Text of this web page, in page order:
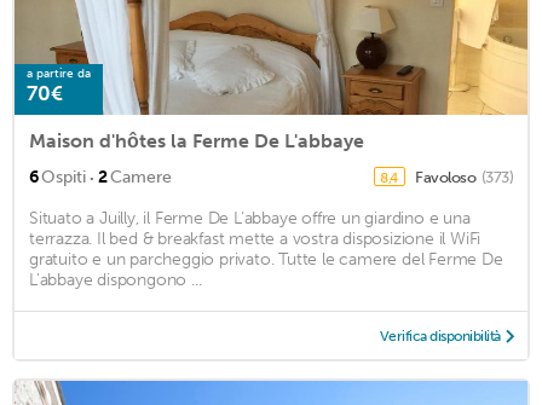
a partire da
70€
Maison d'hôtes la Ferme De L'abbaye
6Ospiti · 2Camere 8,4 Favoloso (373)
Situato a Juilly, il Ferme De L'abbaye offre un giardino e una
terrazza. Il bed & breakfast mette a vostra disposizione il WiFi
gratuito e un parcheggio privato. Tutte le camere del Ferme De
L'abbaye dispongono ...
Verifica disponibilità